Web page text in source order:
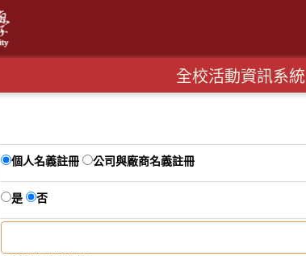
全校活動資訊系統
個人名義註冊 公司與廠商名義註冊
是 否